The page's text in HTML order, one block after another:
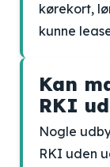
kørekort,
kunne
Kan
RKI
Nogle
RKI uden